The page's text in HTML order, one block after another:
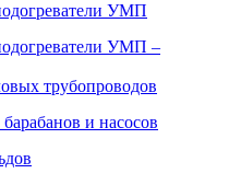
УМП
УМП –
трубопроводов
и насосов